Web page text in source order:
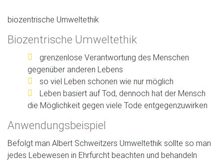
biozentrische Umweltethik
Biozentrische Umweltethik
grenzenlose Verantwortung des Menschen
gegenüber anderen Lebens
so viel Leben schonen wie nur möglich
Leben basiert auf Tod, dennoch hat der Mensch
die Möglichkeit gegen viele Tode entgegenzuwirken
Anwendungsbeispiel
Befolgt man Albert Schweitzers Umweltethik sollte so man
jedes Lebewesen in Ehrfurcht beachten und behandeln